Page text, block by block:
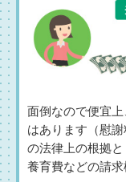
面倒なので便宜
はあります（慰
の法律上の根拠
養育費などの請求